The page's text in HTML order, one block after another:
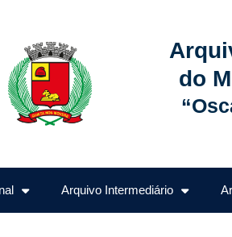
do
Arquivo Intermediário